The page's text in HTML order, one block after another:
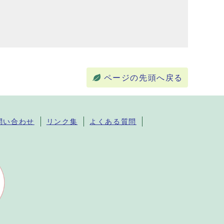
ページの先頭へ戻る
い合わせ リンク集 よくある質問